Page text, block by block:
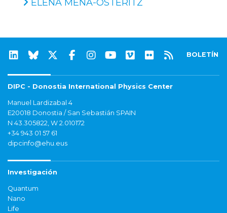
ELENA MENA-OSTERITZ
BOLETÍN
DIPC - Donostia International Physics Center
Manuel Lardizabal 4
E20018 Donostia / San Sebastián SPAIN
N 43.305822, W 2.010172
+34 943 01 57 61
dipcinfo@ehu.eus
Investigación
Quantum
Nano
Life